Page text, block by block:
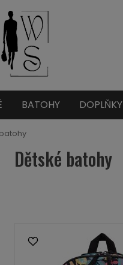
BATOHY DOPLŇKY
Dětské batohy